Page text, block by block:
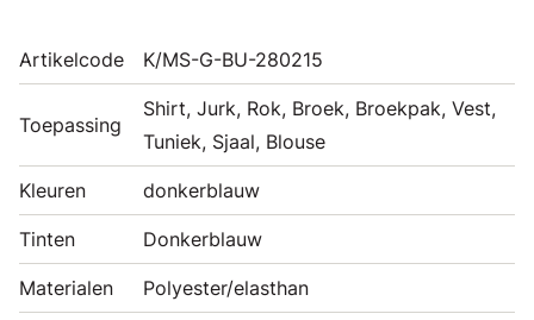
Artikelcode K/MS-G-BU-280215
Toepassing
Shirt, Jurk, Rok, Broek, Broekpak, Vest,
Tuniek, Sjaal, Blouse
Kleuren donkerblauw
Tinten Donkerblauw
Materialen Polyester/elasthan